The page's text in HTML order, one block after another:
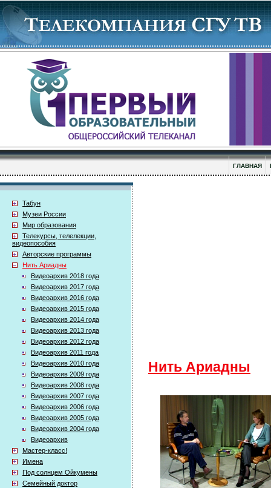
ГЛАВНАЯ
Табун
Музеи России
Мир образования
Телекурсы, телелекции,
видеопособия
Авторские программы
Нить Ариадны
Видеоархив 2018 года
Видеоархив 2017 года
Видеоархив 2016 года
Видеоархив 2015 года
Видеоархив 2014 года
Видеоархив 2013 года
Видеоархив 2012 года
Видеоархив 2011 года
Видеоархив 2010 года
Видеоархив 2009 года
Видеоархив 2008 года
Видеоархив 2007 года
Видеоархив 2006 года
Видеоархив 2005 года
Видеоархив 2004 года
Видеоархив
Мастер-класс!
Имена
Под солнцем Ойкумены
Семейный доктор
Нить Ариадны